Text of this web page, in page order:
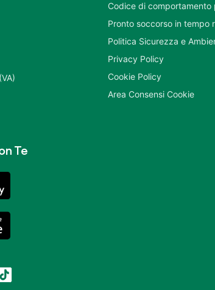
Te
Codice di comportamento
Pronto soccorso in tempo
Politica Sicurezza e
Privacy Policy
Cookie Policy
Area Consensi Cookie